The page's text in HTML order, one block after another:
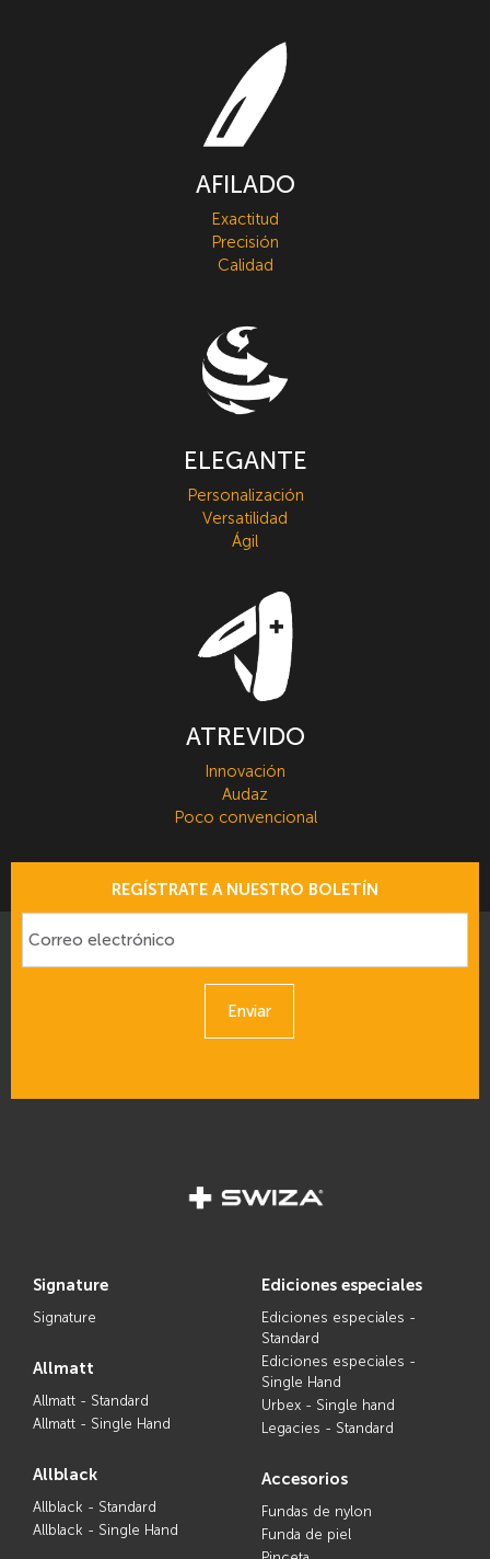
AFILADO
Exactitud
Precisión
Calidad
ELEGANTE
Personalización
Versatilidad
Ágil
ATREVIDO
Innovación
Audaz
Poco convencional
REGÍSTRATE A NUESTRO BOLETÍN
Enviar
signature
Signature
allmatt
Allmatt - Standard
Allmatt - Single Hand
allblack
Allblack - Standard
Allblack - Single Hand
ediciones especiales
Ediciones especiales -
Standard
Ediciones especiales -
Single Hand
Urbex - Single hand
Legacies - Standard
accesorios
Fundas de nylon
Funda de piel